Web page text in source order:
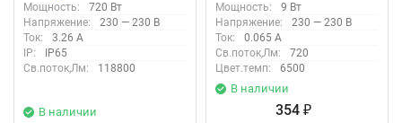
Мощность:
720 Вт
Напряжение:
230 — 230 В
Ток:
3.26 А
IP:
IP65
Св.поток,Лм:
118800
В наличии
Мощность:
9 Вт
Напряжение:
230 — 230 В
Ток:
0.065 А
Св.поток,Лм:
720
Цвет.темп:
6500
В наличии
354 ₽